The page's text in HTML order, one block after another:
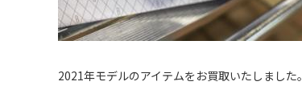
2021年モデルのアイテムをお買取いたしました。